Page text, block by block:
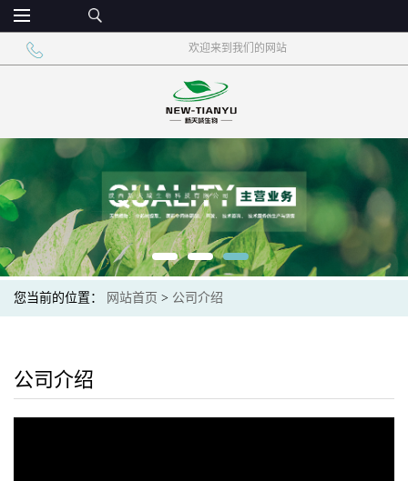
欢迎来到我们的网站
您当前的位置： 网站首页 > 公司介绍
公司介绍